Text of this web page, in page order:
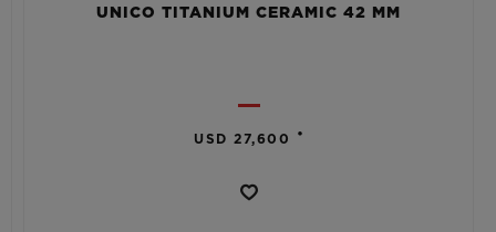
UNICO TITANIUM CERAMIC 42 MM
USD 27,600 •